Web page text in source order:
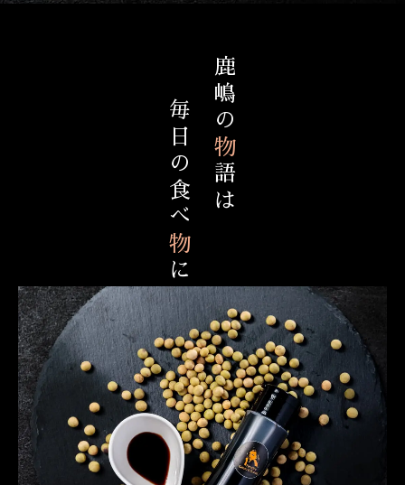
鹿嶋の
物
語は
毎日の食べ
物
に